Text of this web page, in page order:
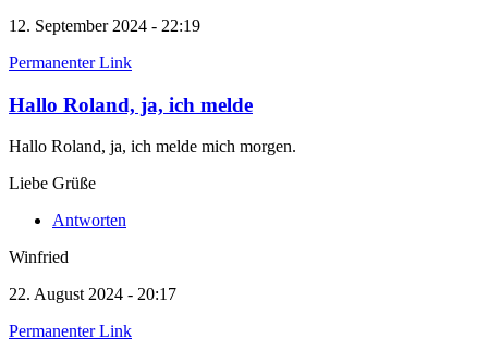
12. September 2024 - 22:19
Permanenter Link
Hallo Roland, ja, ich melde
Hallo Roland, ja, ich melde mich morgen.
Liebe Grüße
Antworten
Winfried
22. August 2024 - 20:17
Permanenter Link